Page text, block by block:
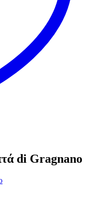
di Gragnano